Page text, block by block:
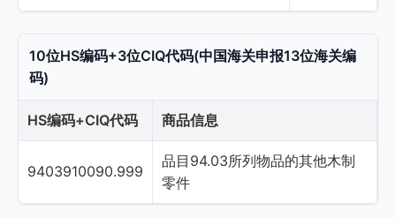
10位HS编码+3位CIQ代码(中国海关申报13位海关编
码)
HS编码+CIQ代码 商品信息
9403910090.999
品目94.03所列物品的其他木制
零件